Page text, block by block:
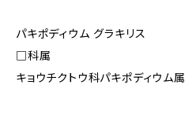
パキポディウム グラキリス
□科属
キョウチクトウ科パキポディウム属